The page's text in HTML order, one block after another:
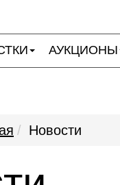
АУКЦИОНЫ
Новости